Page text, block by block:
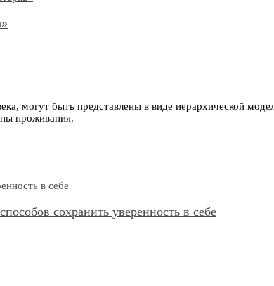
могут быть представлены в виде иерархической
проживания.
сохранить уверенность в себе